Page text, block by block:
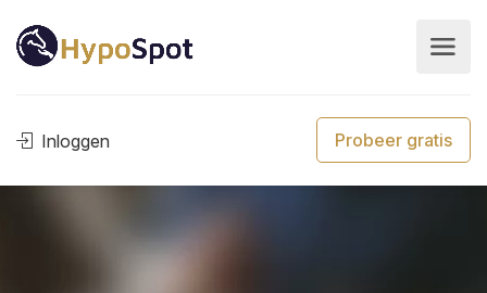
Inloggen Probeer gratis